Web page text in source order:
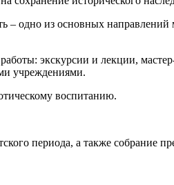
– одно из основных
экскурсии и лекции,
учреждениями.
воспитанию.
периода, а также собрание